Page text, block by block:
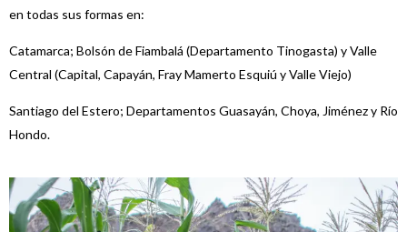
en todas sus formas en:
Catamarca; Bolsón de Fiambalá (Departamento Tinogasta) y Valle
Central (Capital, Capayán, Fray Mamerto Esquiú y Valle Viejo)
Santiago del Estero; Departamentos Guasayán, Choya, Jiménez y Río
Hondo.